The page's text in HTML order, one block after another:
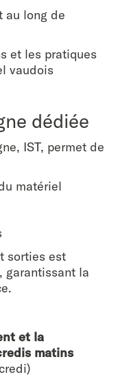
long de
et les pratiques
vaudois
dédiée
IST, permet de
matériel
sorties est
garantissant la
et la
matins